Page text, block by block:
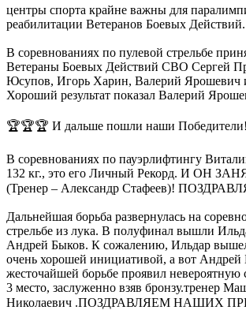
центры спорта крайне важны для
реабилитации Ветеранов Боевых Действий.
В соревнованиях по пулевой стрельбе
Ветераны Боевых Действий СВО Сергей
Юсупов, Игорь Харин, Валерий Ярошевич
Хороший результат показал Валерий
🏆🏆🏆 И дальше пошли наши
В соревнованиях по пауэрлифтингу
132 кг., это его Личный Рекорд. И ОН
(Тренер – Александр Стафеев)!
Дальнейшая борьба развернулась на
стрельбе из лука. В полуфинал вышли
Андрей Быков. К сожалению, Ильдар
очень хорошей инициативой, а вот Андрей
жесточайшей борьбе проявил невероятную
3 место, заслуженно взяв бронзу.тренер
Николаевич .ПОЗДРАВЛЯЕМ НАШИХ